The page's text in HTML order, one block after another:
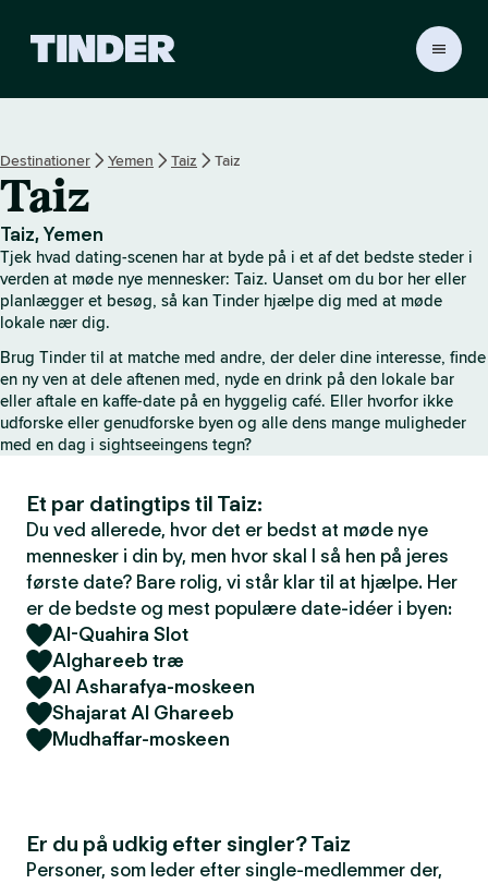
r
a
r
t
d
e
Destinationer Yemen Taiz Taiz
Taiz
Taiz, Yemen
Tjek hvad dating-scenen har at byde på i et af det bedste steder i
verden at møde nye mennesker: Taiz. Uanset om du bor her eller
planlægger et besøg, så kan Tinder hjælpe dig med at møde
lokale nær dig.
Brug Tinder til at matche med andre, der deler dine interesse, finde
en ny ven at dele aftenen med, nyde en drink på den lokale bar
eller aftale en kaffe-date på en hyggelig café. Eller hvorfor ikke
udforske eller genudforske byen og alle dens mange muligheder
med en dag i sightseeingens tegn?
Et par datingtips til Taiz:
Du ved allerede, hvor det er bedst at møde nye
mennesker i din by, men hvor skal I så hen på jeres
første date? Bare rolig, vi står klar til at hjælpe. Her
er de bedste og mest populære date-idéer i byen:
Al-Quahira Slot
Alghareeb træ
Al Asharafya-moskeen
Shajarat Al Ghareeb
Mudhaffar-moskeen
Er du på udkig efter singler? Taiz
Personer, som leder efter single-medlemmer der,